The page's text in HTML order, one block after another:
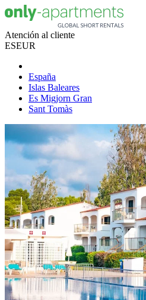
Atención al cliente
ESEUR
España
Islas Baleares
Es Migjorn Gran
Sant Tomàs